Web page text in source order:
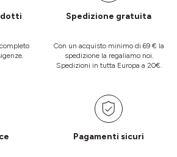
Spedizione gratuita
Con un acquisto minimo di 69 € la
spedizione la regaliamo noi.
Spedizioni in tutta Europa a 20€.
Pagamenti sicuri